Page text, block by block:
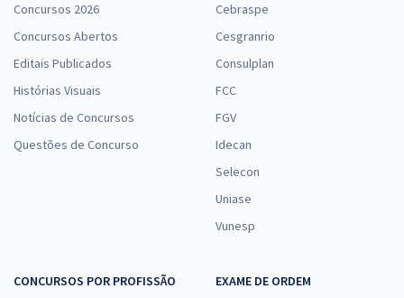
Concursos 2026
Concursos Abertos
Editais Publicados
Histórias Visuais
Notícias de Concursos
Questões de Concurso
Cebraspe
Cesgranrio
Consulplan
FCC
FGV
Idecan
Selecon
Uniase
Vunesp
CONCURSOS POR PROFISSÃO
EXAME DE ORDEM